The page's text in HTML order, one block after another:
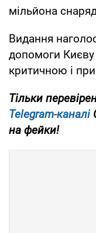
мільйона
Видання
допомоги
критичною і
Тільки
Telegram-каналі
на фейки!